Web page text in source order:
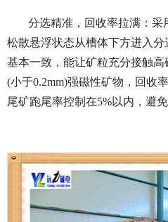
分选精准，回收率拉满：采
松散悬浮状态从槽体下方进入
基本一致，能让矿粒充分接触
(小于0.2mm)强磁性矿物，回收
尾矿跑尾率控制在5%以内，避免